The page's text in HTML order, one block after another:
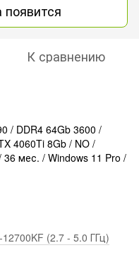
К сравнению
/ DDR4 64Gb 3600 /
4060Ti 8Gb / NO /
36 мес. / Windows 11 Pro /
(2.7 - 5.0 ГГц)